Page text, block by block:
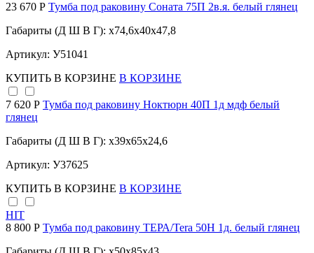
23 670 Р Тумба под раковину Соната 75П 2в.я. белый глянец
Габариты (Д Ш В Г): x74,6x40x47,8
Артикул: У51041
КУПИТЬ В КОРЗИНЕ В КОРЗИНЕ
7 620 Р Тумба под раковину Ноктюрн 40П 1д мдф белый
глянец
Габариты (Д Ш В Г): x39x65x24,6
Артикул: У37625
КУПИТЬ В КОРЗИНЕ В КОРЗИНЕ
HIT
8 800 Р Тумба под раковину ТЕРА/Tera 50Н 1д. белый глянец